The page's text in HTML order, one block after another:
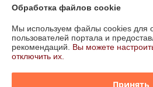
220021 Республика Беларусь, г. Минск,
Регистрационный номер ЕГР: 193622815
Регистрационный орган: Мингорисполком
Обработка файлов cookie
Мы используем файлы cookies для
пользователей портала и
рекомендаций. Вы можете
отключить их.
Принять